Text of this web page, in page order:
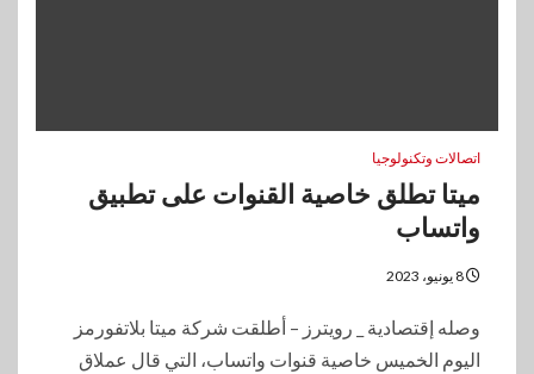
اتصالات وتكنولوجيا
ميتا تطلق خاصية القنوات على تطبيق
واتساب
وصله إقتصادية _ رويترز – أطلقت شركة ميتا بلاتفورمز
اليوم الخميس خاصية قنوات واتساب، التي قال عملاق